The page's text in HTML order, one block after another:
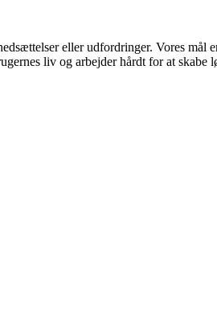
eller udfordringer. Vores mål
liv og arbejder hårdt for at skabe